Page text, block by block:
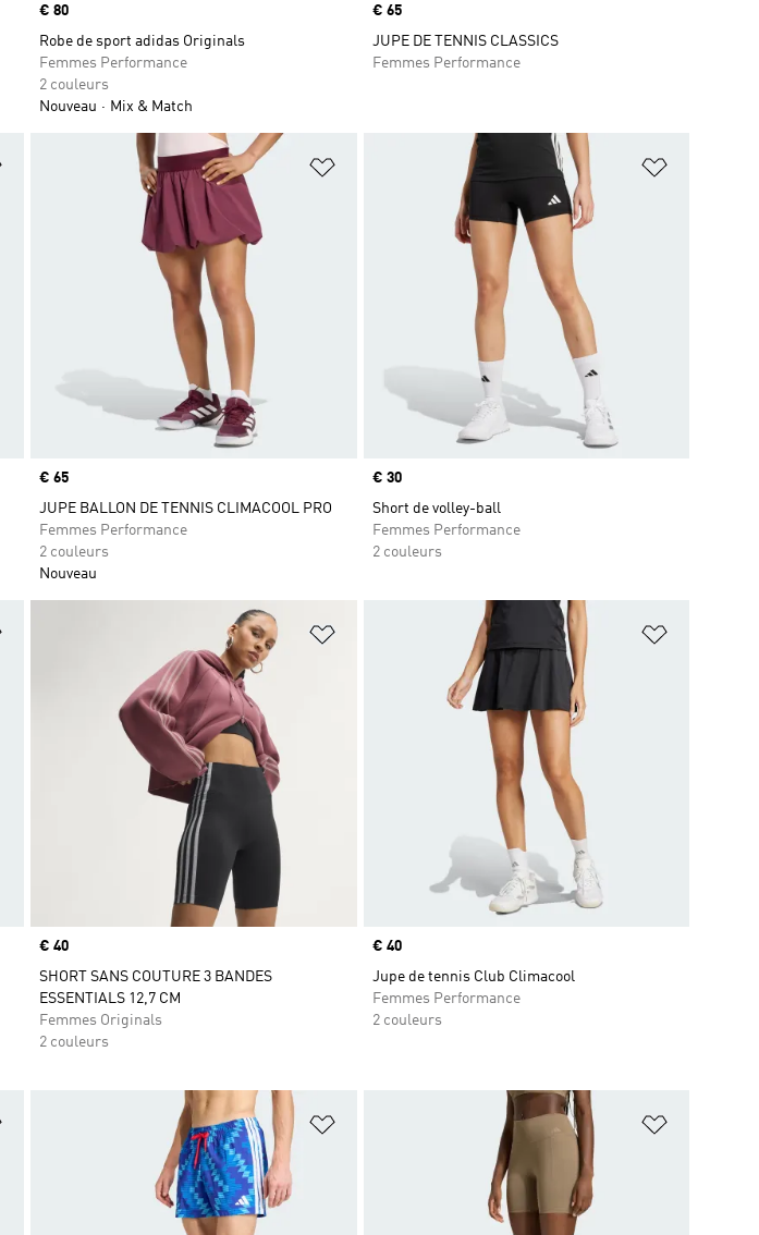
Prix
€ 80
Robe de sport adidas Originals
Femmes Performance
2 couleurs
Nouveau
Mix & Match
Prix
€ 65
JUPE DE TENNIS CLASSICS
Femmes Performance
Ajouter à la Liste de produits favoris Ajouter à la Liste de produits favoris
Prix
€ 65
JUPE BALLON DE TENNIS CLIMACOOL PRO
Femmes Performance
2 couleurs
Nouveau
Prix
€ 30
Short de volley-ball
Femmes Performance
2 couleurs
Ajouter à la Liste de produits favoris Ajouter à la Liste de produits favoris
Prix
€ 40
SHORT SANS COUTURE 3 BANDES
ESSENTIALS 12,7 CM
Femmes Originals
2 couleurs
Prix
€ 40
Jupe de tennis Club Climacool
Femmes Performance
2 couleurs
Ajouter à la Liste de produits favoris Ajouter à la Liste de produits favoris